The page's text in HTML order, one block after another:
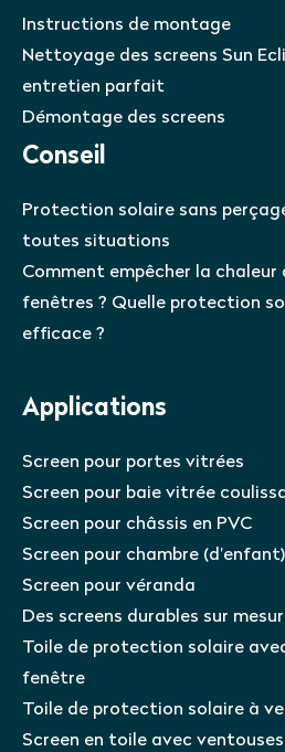
Instructions de montage
Nettoyage des screens Sun
entretien parfait
Démontage des screens
Conseil
Protection solaire sans
toutes situations
Comment empêcher la chaleur
fenêtres ? Quelle protection
efficace ?
Applications
Screen pour portes vitrées
Screen pour baie vitrée
Screen pour châssis en PVC
Screen pour chambre (d’enfant)
Screen pour véranda
Des screens durables sur
Toile de protection solaire
fenêtre
Toile de protection solaire à
Screen en toile avec ventouses